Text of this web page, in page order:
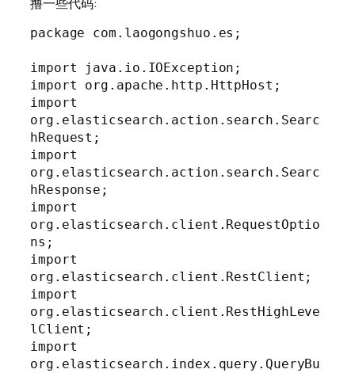
package com.laogongshuo.es;
import java.io.IOException;
import org.apache.http.HttpHost;
import
org.elasticsearch.action.search.Searc
hRequest;
import
org.elasticsearch.action.search.Searc
hResponse;
import
org.elasticsearch.client.RequestOptio
ns;
import
org.elasticsearch.client.RestClient;
import
org.elasticsearch.client.RestHighLeve
lClient;
import
org.elasticsearch.index.query.QueryBu